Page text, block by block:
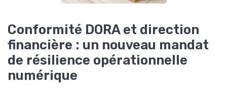
Conformité DORA et direction
financière : un nouveau mandat
de résilience opérationnelle
numérique